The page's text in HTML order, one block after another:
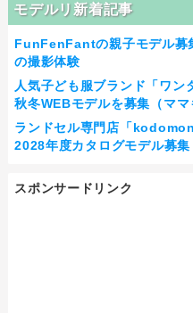
モデルリ新着記事
FunFenFantの親子モデル募
の撮影体験
人気子ども服ブランド「ワン
秋冬WEBモデルを募集（ママ
ランドセル専門店「
2028年度カタログモデル募集
スポンサードリンク